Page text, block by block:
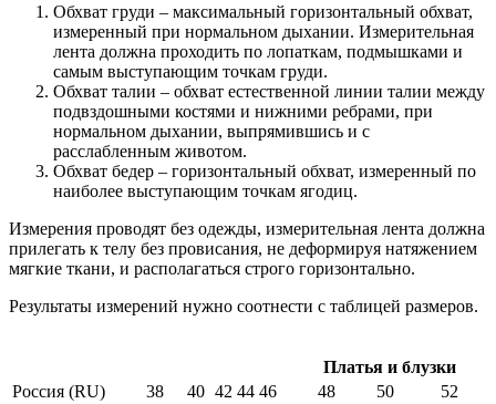
Обхват груди – максимальный горизонтальный обхват,
измеренный при нормальном дыхании. Измерительная
лента должна проходить по лопаткам, подмышками и
самым выступающим точкам груди.
Обхват талии – обхват естественной линии талии между
подвздошными костями и нижними ребрами, при
нормальном дыхании, выпрямившись и с
расслабленным животом.
Обхват бедер – горизонтальный обхват, измеренный по
наиболее выступающим точкам ягодиц.
Измерения проводят без одежды, измерительная лента должна
прилегать к телу без провисания, не деформируя натяжением
мягкие ткани, и располагаться строго горизонтально.
Результаты измерений нужно соотнести с таблицей размеров.
Платья и блузки
Россия (RU)
38 40 42 44 46 48 50
52